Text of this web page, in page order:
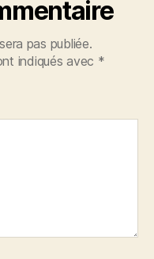
pas publiée.
indiqués avec *